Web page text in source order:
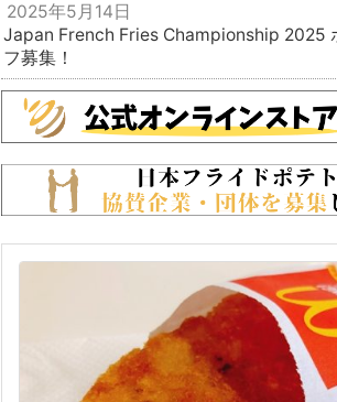
2025年5月14日
Japan French Fries Championship 2025
フ募集！